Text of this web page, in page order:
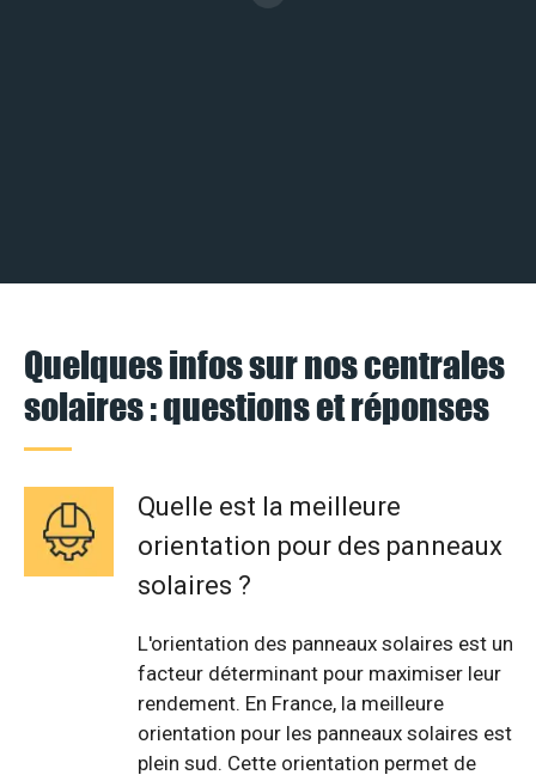
Quelques infos sur nos centrales
solaires : questions et réponses
Quelle est la meilleure
orientation pour des panneaux
solaires ?
L'orientation des panneaux solaires est un
facteur déterminant pour maximiser leur
rendement. En France, la meilleure
orientation pour les panneaux solaires est
plein sud. Cette orientation permet de